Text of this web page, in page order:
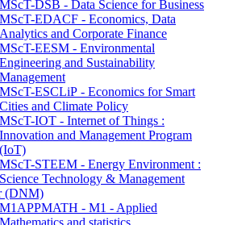
MScT-DSB - Data Science for Business
MScT-EDACF - Economics, Data
Analytics and Corporate Finance
MScT-EESM - Environmental
Engineering and Sustainability
Management
MScT-ESCLiP - Economics for Smart
Cities and Climate Policy
MScT-IOT - Internet of Things :
Innovation and Management Program
(IoT)
MScT-STEEM - Energy Environment :
Science Technology & Management
(DNM)
M1APPMATH - M1 - Applied
Mathematics and statistics